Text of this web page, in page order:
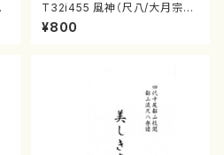
T32i455 風神（尺八/大月宗明/
楽譜）都山:2162
¥800